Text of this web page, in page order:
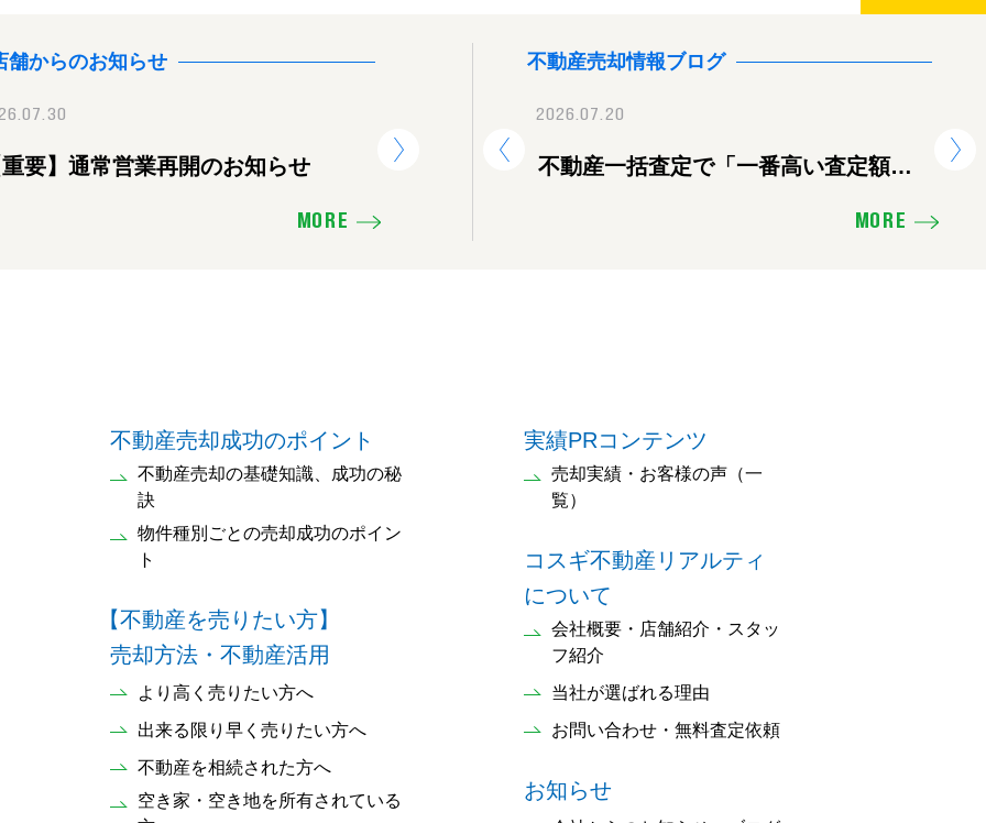
舗からのお知らせ
要】通常営業再開のお知らせ
【重要】地震に伴う臨時休業のお知ら
【重要】地震に伴
MORE
不動産売却情報ブログ
価格を下げたり、販売活動の見直し
2026.07.20
不動産一括査定で「一番高い査定額」
熊
MORE
不動産売却成功のポイント
不動産売却の基礎知識、成功の秘
訣
物件種別ごとの売却成功のポイン
ト
【不動産を売りたい方】
売却方法・不動産活用
より高く売りたい方へ
出来る限り早く売りたい方へ
不動産を相続された方へ
空き家・空き地を所有されている
実績PRコンテンツ
売却実績・お客様の声（一
覧）
コスギ不動産リアルティ
について
会社概要・店舗紹介・スタッ
フ紹介
当社が選ばれる理由
お問い合わせ・無料査定依頼
お知らせ